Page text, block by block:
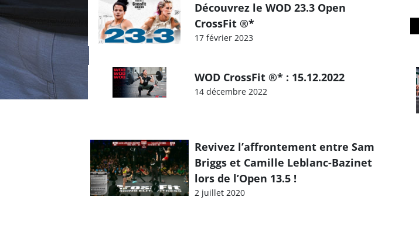
Découvrez le WOD 23.3 Open
CrossFit ®*
17 février 2023
WOD CrossFit ®* : 15.12.2022
14 décembre 2022
Revivez l’affrontement entre Sam
Briggs et Camille Leblanc-Bazinet
lors de l’Open 13.5 !
2 juillet 2020